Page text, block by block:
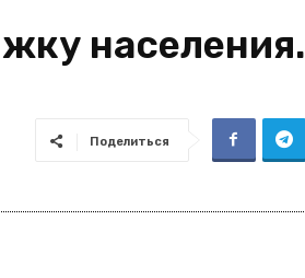
населения.
Поделиться